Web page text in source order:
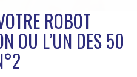
ROBOT
OU L’UN DES 50